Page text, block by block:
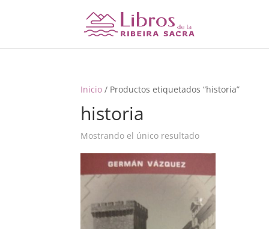
Inicio / Productos etiquetados “historia”
historia
Mostrando el único resultado